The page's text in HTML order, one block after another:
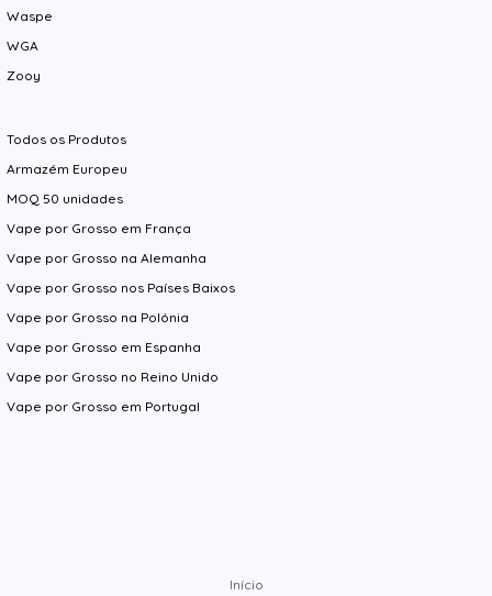
Waspe
WGA
Zooy
Todos os Produtos
Armazém Europeu
MOQ 50 unidades
Vape por Grosso em França
Vape por Grosso na Alemanha
Vape por Grosso nos Países Baixos
Vape por Grosso na Polónia
Vape por Grosso em Espanha
Vape por Grosso no Reino Unido
Vape por Grosso em Portugal
Início